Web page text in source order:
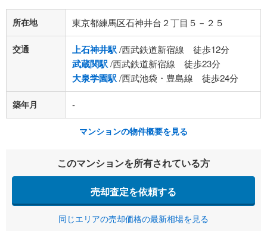
所在地 東京都練馬区石神井台２丁目５－２５
交通 上石神井駅/西武鉄道新宿線 徒歩12分
武蔵関駅/西武鉄道新宿線 徒歩23分
大泉学園駅/西武池袋・豊島線 徒歩24分
築年月 -
マンションの物件概要を見る
このマンションを所有されている方
売却査定を依頼する
同じエリアの売却価格の最新相場を見る